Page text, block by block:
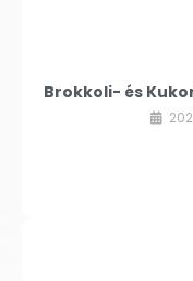
Brokkoli- és